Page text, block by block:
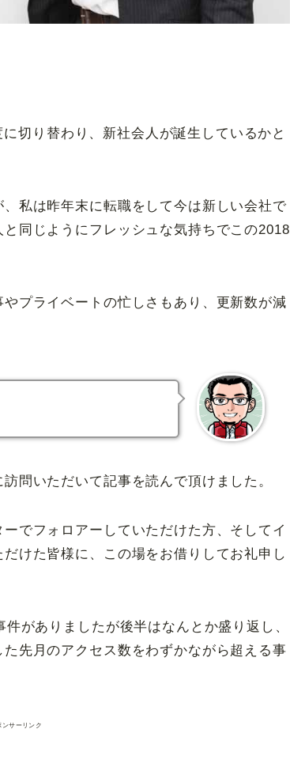
切り替わり、新社会人が誕生しているかと
私は昨年末に転職をして今は新しい会社で
同じようにフレッシュな気持ちでこの2018
プライベートの忙しさもあり、更新数が減
問いただいて記事を読んで頂けました。
でフォロアーしていただけた方、そしてイ
けた皆様に、この場をお借りしてお礼申し
がありましたが後半はなんとか盛り返し、
先月のアクセス数をわずかながら超える事
ンサーリンク